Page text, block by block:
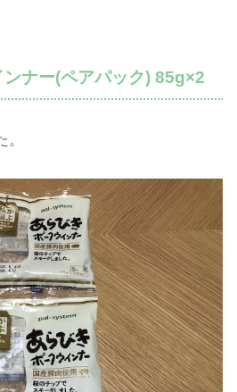
ナー(ペアパック) 85g×2